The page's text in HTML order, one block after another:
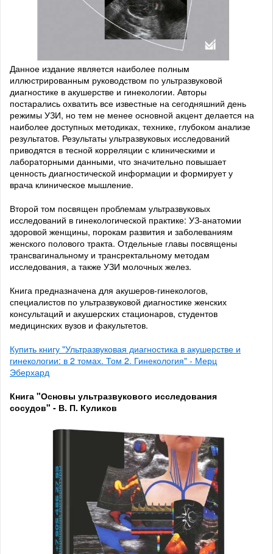
Данное издание является наиболее полным
иллюстрированным руководством по ультразвуковой
диагностике в акушерстве и гинекологии. Авторы
постарались охватить все известные на сегодняшний день
режимы УЗИ, но тем не менее основной акцент делается на
наиболее доступных методиках, технике, глубоком анализе
результатов. Результаты ультразвуковых исследований
приводятся в тесной корреляции с клиническими и
лабораторными данными, что значительно повышает
ценность диагностической информации и формирует у
врача клиническое мышление.
Второй том посвящен проблемам ультразвуковых
исследований в гинекологической практике: УЗ-анатомии
здоровой женщины, порокам развития и заболеваниям
женского полового тракта. Отдельные главы посвящены
трансвагинальному и трансректальному методам
исследования, а также УЗИ молочных желез.
Книга предназначена для акушеров-гинекологов,
специалистов по ультразвуковой диагностике женских
консультаций и акушерских стационаров, студентов
медицинских вузов и факультетов.
Купить книгу "Ультразвуковая диагностика в акушерстве и
гинекологии: в 2 томах. Том 2. Гинекология" - Мерц
Эберхард
Книга "Основы ультразвукового исследования
сосудов" - В. П. Куликов